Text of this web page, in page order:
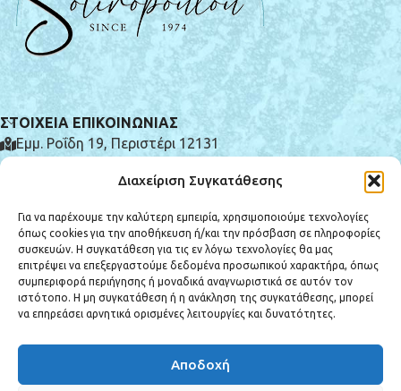
Διαχείριση Συγκατάθεσης
Για να παρέχουμε την καλύτερη εμπειρία, χρησιμοποιούμε τεχνολογίες
όπως cookies για την αποθήκευση ή/και την πρόσβαση σε πληροφορίες
συσκευών. Η συγκατάθεση για τις εν λόγω τεχνολογίες θα μας
επιτρέψει να επεξεργαστούμε δεδομένα προσωπικού χαρακτήρα, όπως
συμπεριφορά περιήγησης ή μοναδικά αναγνωριστικά σε αυτόν τον
ιστότοπο. Η μη συγκατάθεση ή η ανάκληση της συγκατάθεσης, μπορεί
να επηρεάσει αρνητικά ορισμένες λειτουργίες και δυνατότητες.
Αποδοχή
ΣΤΟΙΧΕΙΑ ΕΠΙΚΟΙΝΩΝΙΑΣ
Εμμ. Ροΐδη 19, Περιστέρι 12131
(+30) 210 575 0185
ΚΑΤΗΓΟΡΙΕΣ ΠΡΟΪΟΝΤΩΝ
ΕΞΥΠΗΡΕΤΗΣΗ ΠΕΛΑΤΩΝ
Copyright © 2025 e-syntrivania.gr - All rights reserved. Created by
Vrisko.gr